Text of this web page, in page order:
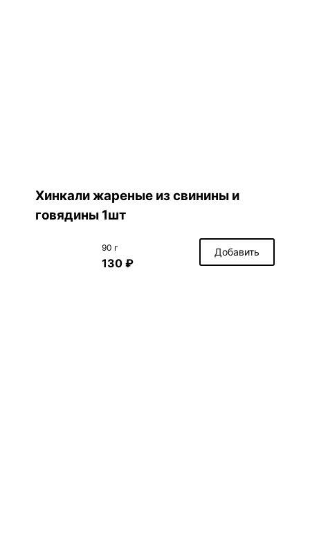
Хинкали жареные из свинины и
говядины 1шт
90 г
130 ₽
Добавить